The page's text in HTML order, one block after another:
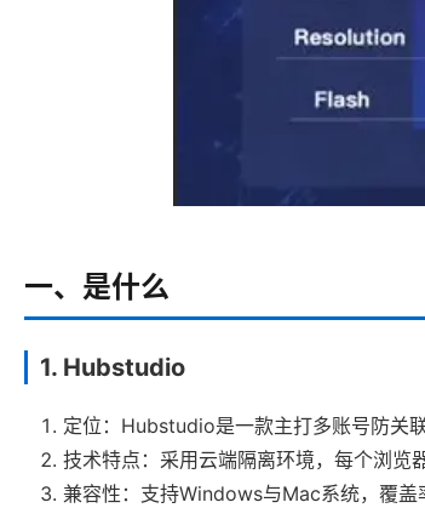
一、是什么
1. Hubstudio
定位：Hubstudio是一款主打多账号防关
技术特点：采用云端隔离环境，每个浏览
兼容性：支持Windows与Mac系统，覆盖